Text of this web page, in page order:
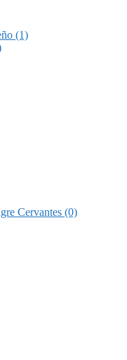
(1)
Cervantes (0)